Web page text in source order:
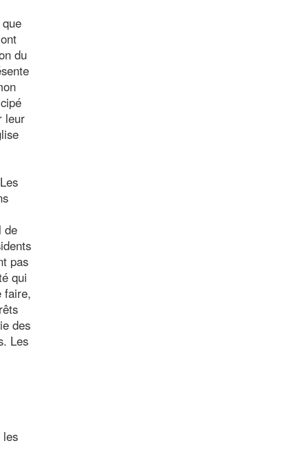
du
leur
de
pas
qui
faire,
des
Les
les